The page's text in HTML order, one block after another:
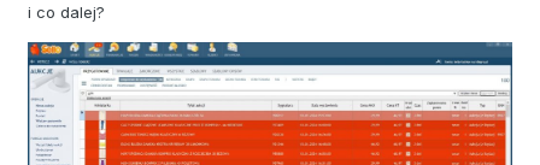
i co dalej?